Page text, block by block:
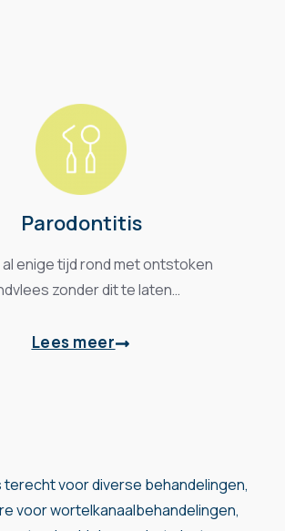
Parodontitis
enige tijd rond met ontstoken
zonder dit te laten…
Lees meer
terecht voor diverse behandelingen,
voorwortelkanaalbehandelingen,